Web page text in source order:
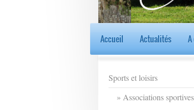
Accueil Actualités
Sports et loisirs
Associations sportives